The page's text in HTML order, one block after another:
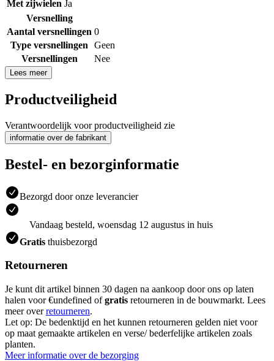
Met zijwielen Ja
Versnelling
Aantal versnellingen 0
Type versnellingen
Geen
Versnellingen
Nee
Lees meer
Productveiligheid
Verantwoordelijk voor productveiligheid zie
informatie over de fabrikant
Bestel- en bezorginformatie
Bezorgd door onze leverancier
Vandaag besteld, woensdag 12 augustus in huis
Gratis thuisbezorgd
Retourneren
Je kunt dit artikel binnen 30 dagen na aankoop door ons op laten
halen voor €undefined ofgratis retourneren in de bouwmarkt. Lees
meer overretourneren.
Let op: De bedenktijd en het kunnen retourneren gelden niet voor
op maat gemaakte artikelen en verse/ bederfelijke artikelen zoals
planten.
Meer informatie over de bezorging